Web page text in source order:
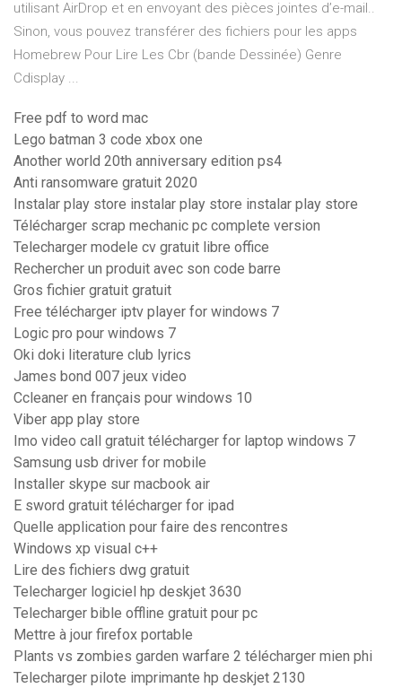
utilisant AirDrop et en envoyant des pièces jointes d’e-mail..
Sinon, vous pouvez transférer des fichiers pour les apps
Homebrew Pour Lire Les Cbr (bande Dessinée) Genre
Cdisplay ...
Free pdf to word mac
Lego batman 3 code xbox one
Another world 20th anniversary edition ps4
Anti ransomware gratuit 2020
Instalar play store instalar play store instalar play store
Télécharger scrap mechanic pc complete version
Telecharger modele cv gratuit libre office
Rechercher un produit avec son code barre
Gros fichier gratuit gratuit
Free télécharger iptv player for windows 7
Logic pro pour windows 7
Oki doki literature club lyrics
James bond 007 jeux video
Ccleaner en français pour windows 10
Viber app play store
Imo video call gratuit télécharger for laptop windows 7
Samsung usb driver for mobile
Installer skype sur macbook air
E sword gratuit télécharger for ipad
Quelle application pour faire des rencontres
Windows xp visual c++
Lire des fichiers dwg gratuit
Telecharger logiciel hp deskjet 3630
Telecharger bible offline gratuit pour pc
Mettre à jour firefox portable
Plants vs zombies garden warfare 2 télécharger mien phi
Telecharger pilote imprimante hp deskjet 2130